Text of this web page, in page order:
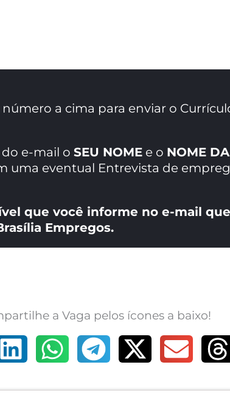
a cima para enviar o
do e-mail oSEU NOME e o NOME
uma eventual Entrevista de
que você informe no e-mail
Empregos.
a Vaga pelos ícones a baixo!